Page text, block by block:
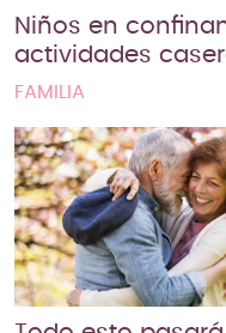
Niños en
actividades
FAMILIA